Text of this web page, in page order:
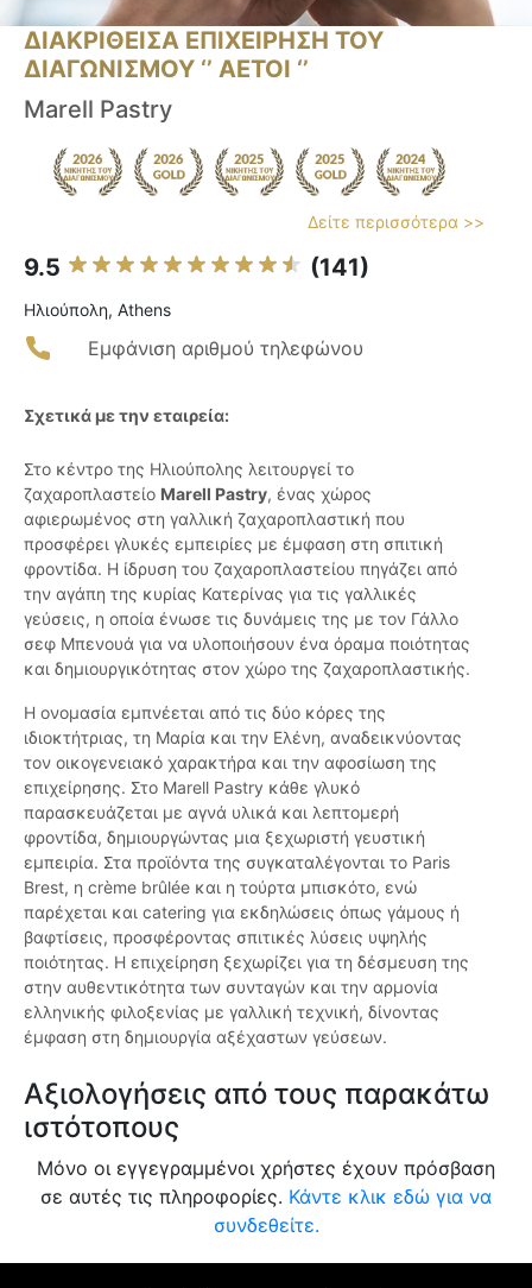
ΔΙΑΚΡΙΘΕΙΣΑ ΕΠΙΧΕΙΡΗΣΗ ΤΟΥ
ΔΙΑΓΩΝΙΣΜΟΥ ‘’ ΑΕΤΟΙ ‘’
Marell Pastry
Δείτε περισσότερα >>
9.5 (141)
Ηλιούπολη, Athens
Εμφάνιση αριθμού τηλεφώνου
Σχετικά με την εταιρεία:
Στο κέντρο της Ηλιούπολης λειτουργεί το
ζαχαροπλαστείο Marell Pastry, ένας χώρος
αφιερωμένος στη γαλλική ζαχαροπλαστική που
προσφέρει γλυκές εμπειρίες με έμφαση στη σπιτική
φροντίδα. Η ίδρυση του ζαχαροπλαστείου πηγάζει από
την αγάπη της κυρίας Κατερίνας για τις γαλλικές
γεύσεις, η οποία ένωσε τις δυνάμεις της με τον Γάλλο
σεφ Μπενουά για να υλοποιήσουν ένα όραμα ποιότητας
και δημιουργικότητας στον χώρο της ζαχαροπλαστικής.
Η ονομασία εμπνέεται από τις δύο κόρες της
ιδιοκτήτριας, τη Μαρία και την Ελένη, αναδεικνύοντας
τον οικογενειακό χαρακτήρα και την αφοσίωση της
επιχείρησης. Στο Marell Pastry κάθε γλυκό
παρασκευάζεται με αγνά υλικά και λεπτομερή
φροντίδα, δημιουργώντας μια ξεχωριστή γευστική
εμπειρία. Στα προϊόντα της συγκαταλέγονται το Paris
Brest, η crème brûlée και η τούρτα μπισκότο, ενώ
παρέχεται και catering για εκδηλώσεις όπως γάμους ή
βαφτίσεις, προσφέροντας σπιτικές λύσεις υψηλής
ποιότητας. Η επιχείρηση ξεχωρίζει για τη δέσμευση της
στην αυθεντικότητα των συνταγών και την αρμονία
ελληνικής φιλοξενίας με γαλλική τεχνική, δίνοντας
έμφαση στη δημιουργία αξέχαστων γεύσεων.
Αξιολογήσεις από τους παρακάτω
ιστότοπους
Μόνο οι εγγεγραμμένοι χρήστες έχουν πρόσβαση
σε αυτές τις πληροφορίες. Κάντε κλικ εδώ για να
συνδεθείτε.